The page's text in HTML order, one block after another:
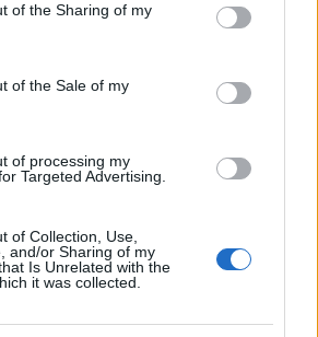
or usage behaviour. You may click to
to Google and its third-party tags to
specified purposes in below Google
of the Sharing of my
of the Sale of my
of processing my
Targeted Advertising.
of Collection, Use,
and/or Sharing of my
Is Unrelated with the
it was collected.
συντονιστείτε στον παλμό
από την ποπ κουλτούρα
σας celebrities.